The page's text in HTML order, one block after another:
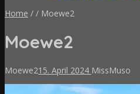
Home / / Moewe2
Moewe2
Moewe215. April 2024 MissMuso